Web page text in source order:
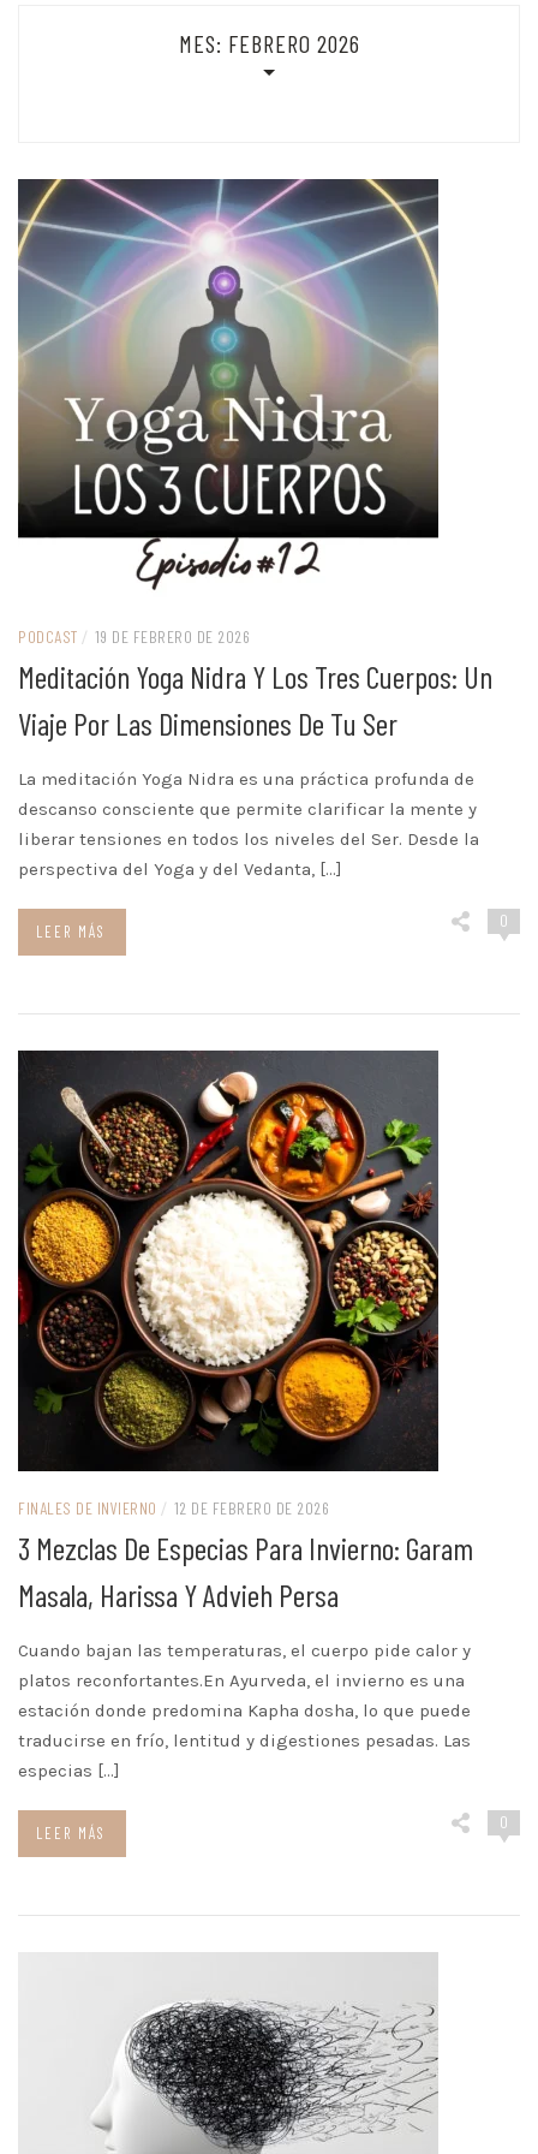
MES: FEBRERO 2026
PODCAST / 19 DE FEBRERO DE 2026
Meditación Yoga Nidra Y Los Tres Cuerpos: Un
Viaje Por Las Dimensiones De Tu Ser
La meditación Yoga Nidra es una práctica profunda de
descanso consciente que permite clarificar la mente y
liberar tensiones en todos los niveles del Ser. Desde la
perspectiva del Yoga y del Vedanta, […]
0
LEER MÁS
FINALES DE INVIERNO / 12 DE FEBRERO DE 2026
3 Mezclas De Especias Para Invierno: Garam
Masala, Harissa Y Advieh Persa
Cuando bajan las temperaturas, el cuerpo pide calor y
platos reconfortantes.En Ayurveda, el invierno es una
estación donde predomina Kapha dosha, lo que puede
traducirse en frío, lentitud y digestiones pesadas. Las
especias […]
0
LEER MÁS